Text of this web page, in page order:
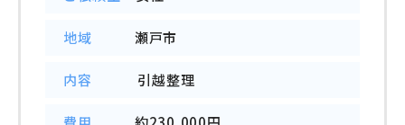
地域 瀬戸市
内容 引越整理